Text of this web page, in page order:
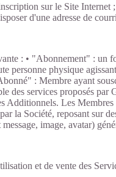
sur le Site
d'une adresse de
: • "Abonnement" :
physique
: Membre ayant
des services proposés
Les
la Société, reposant sur
image, avatar)
et de vente des